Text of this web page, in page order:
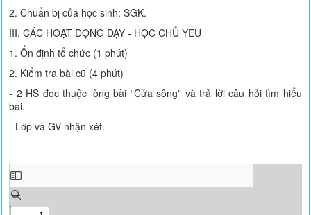
2. Chuẩn bị của học sinh: SGK.
III. CÁC HOẠT ĐỘNG DẠY - HỌC CHỦ YẾU
1. Ổn định tổ chức (1 phút)
2. Kiểm tra bài cũ (4 phút)
- 2 HS đọc thuộc lòng bài “Cửa sông” và trả lời câu hỏi tìm hiểu
bài.
- Lớp và GV nhận xét.